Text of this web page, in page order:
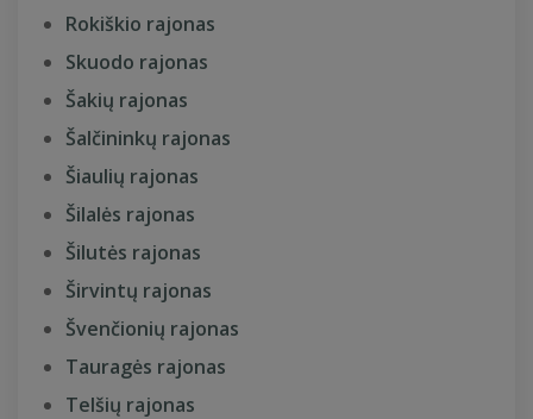
Rokiškio rajonas
Skuodo rajonas
Šakių rajonas
Šalčininkų rajonas
Šiaulių rajonas
Šilalės rajonas
Šilutės rajonas
Širvintų rajonas
Švenčionių rajonas
Tauragės rajonas
Telšių rajonas